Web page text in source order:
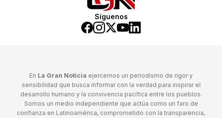
Síguenos
En La Gran Noticia ejercemos un periodismo de rigor y
sensibilidad que busca informar con la verdad para inspirar el
desarrollo humano y la convivencia pacífica entre los pueblos.
Somos un medio independiente que actúa como un faro de
confianza en Latinoamérica, comprometido con la transparencia,